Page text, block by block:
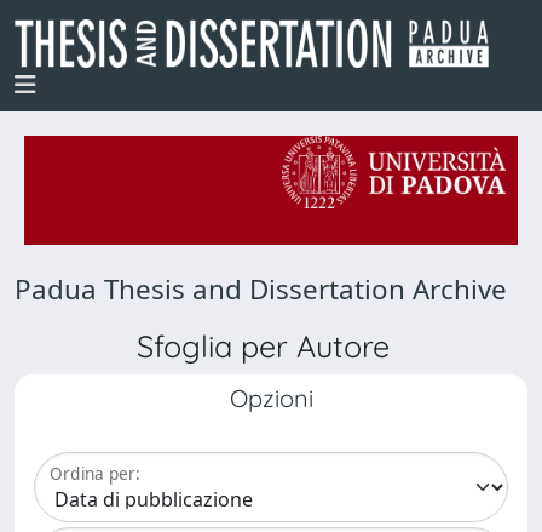
Padua Thesis and Dissertation Archive
Sfoglia per Autore
Opzioni
Ordina per: